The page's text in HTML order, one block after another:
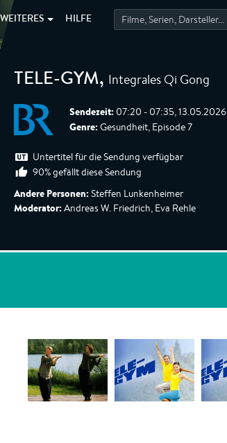
WEITERES HILFE
TELE-GYM, Integrales Qi Gong
Sendezeit: 07:20 - 07:35, 13.05.2026
Genre: Gesundheit, Episode 7
Untertitel für die Sendung verfügbar
90% gefällt diese Sendung
Andere Personen: Steffen Lunkenheimer
Moderator: Andreas W. Friedrich, Eva Rehle